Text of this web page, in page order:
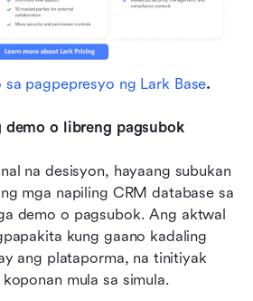
sa pagpepresyo ng Lark Base.
demo o libreng pagsubok
na desisyon, hayaang subukan
mga napiling CRM database sa
demo o pagsubok. Ang aktwal
kung gaano kadaling
ang plataporma, na tinitiyak
mula sa simula.